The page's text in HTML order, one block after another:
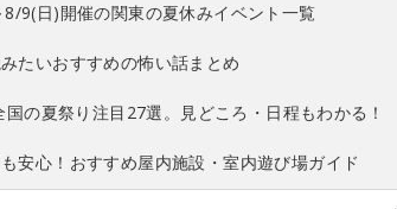
9(日)開催の関東の夏休みイベント一覧
みたいおすすめの怖い話まとめ
国の夏祭り注目27選。見どころ・日程もわかる！
安心！おすすめ屋内施設・室内遊び場ガイド